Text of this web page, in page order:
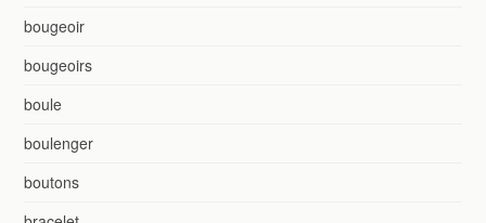
bougeoir
bougeoirs
boule
boulenger
boutons